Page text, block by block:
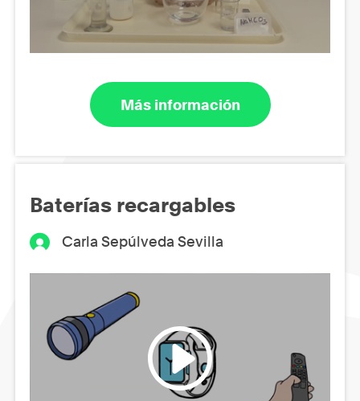
Más información
Baterías recargables
Carla Sepúlveda Sevilla